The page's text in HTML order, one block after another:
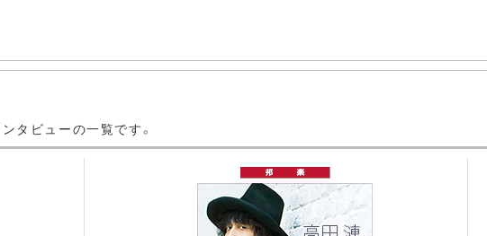
タビューの一覧です。